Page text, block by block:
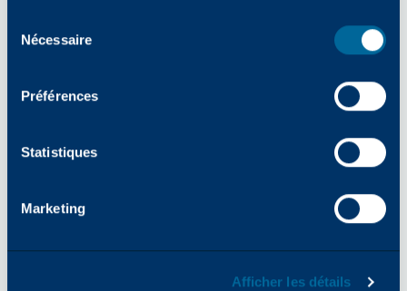
desNécessaire
Préférences
Statistiques
Marketing
Afficher les détails
katun.com
solutions d'identification sécurisée et de
fournit des technologies qui aident les
à rationaliser leurs processus, leur personnel
et leurs espaces de travail. Les solutions
innovantes d'inepro, basées sur les
technologies RFID et BLE, sont utilisées